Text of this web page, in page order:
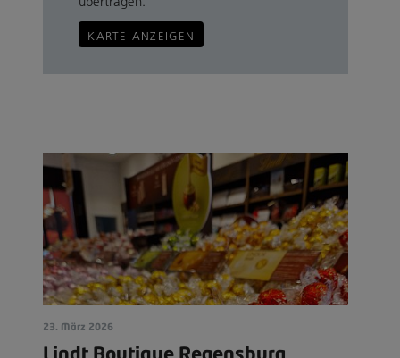
KARTE ANZEIGEN
23. März 2026
Lindt Boutique Regensburg